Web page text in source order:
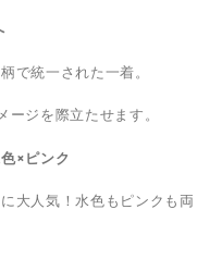
で統一された一着。
ジを際立たせます。
×ピンク
大人気！水色もピンクも両